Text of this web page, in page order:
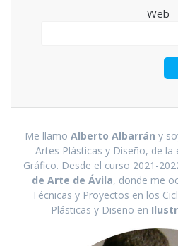
Web
Me llamo Alberto Albarrán y
Artes Plásticas y Diseño, de la
Gráfico. Desde el curso 2021-
de Arte de Ávila, donde me
Técnicas y Proyectos en los
Plásticas y Diseño en